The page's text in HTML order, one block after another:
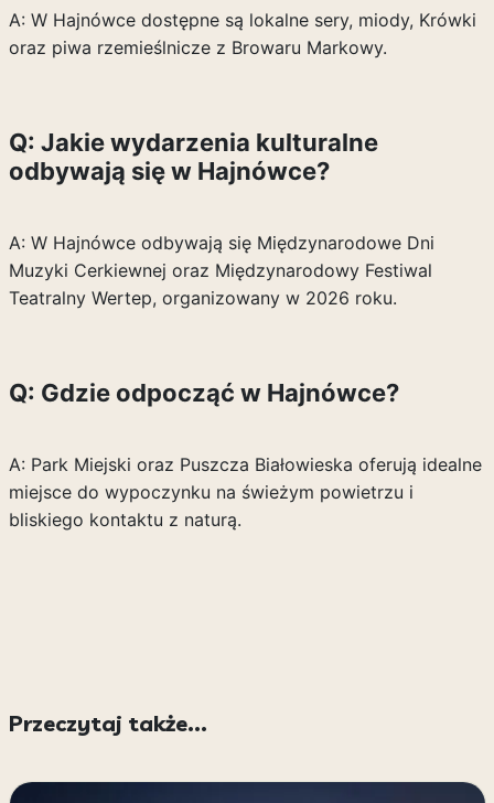
A: W Hajnówce dostępne są lokalne sery, miody, Krówki
oraz piwa rzemieślnicze z Browaru Markowy.
Q: Jakie wydarzenia kulturalne
odbywają się w Hajnówce?
A: W Hajnówce odbywają się Międzynarodowe Dni
Muzyki Cerkiewnej oraz Międzynarodowy Festiwal
Teatralny Wertep, organizowany w 2026 roku.
Q: Gdzie odpocząć w Hajnówce?
A: Park Miejski oraz Puszcza Białowieska oferują idealne
miejsce do wypoczynku na świeżym powietrzu i
bliskiego kontaktu z naturą.
Przeczytaj także...